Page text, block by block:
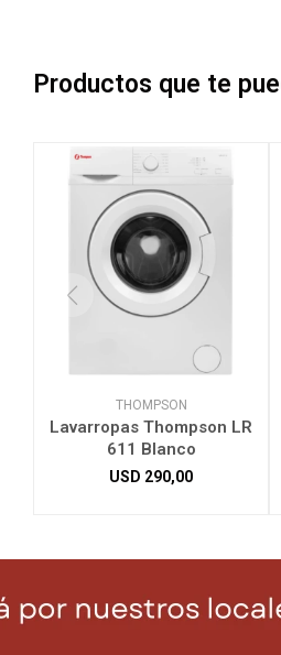
Productos que te
THOMPSON
Lavarropas Thompson LR
611 Blanco
USD 290,00